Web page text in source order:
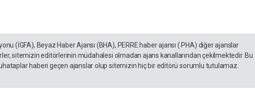
(İGFA), Beyaz Haber Ajansı (BHA), PERRE haber ajansı ( PHA) diğer ajanslar
sitemizin editörlerinin müdahalesi olmadan ajans kanallarından çekilmektedir. Bu
haberi geçen ajanslar olup sitemizin hiç bir editörü sorumlu tutulamaz.